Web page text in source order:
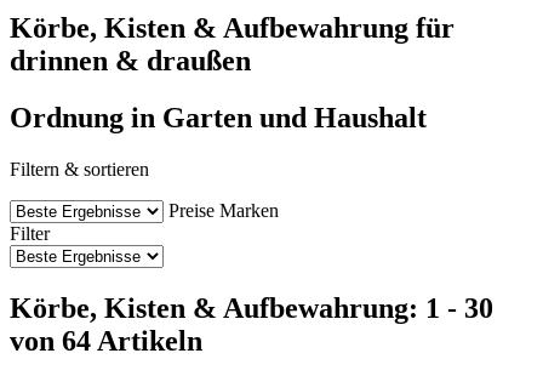
Körbe, Kisten & Aufbewahrung für
drinnen & draußen
Ordnung in Garten und Haushalt
Filtern & sortieren
Preise Marken
Filter
Körbe, Kisten & Aufbewahrung: 1 - 30
von 64 Artikeln